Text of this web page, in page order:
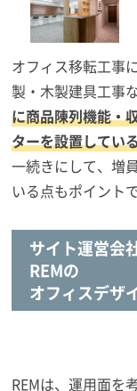
オフィス移転工事
製・木製建具工事
に商品陳列機能・
ターを設置してい
一続きにして、増
いる点もポイントで
サイト運営会
REMの
オフィスデザ
REMは、運用面を